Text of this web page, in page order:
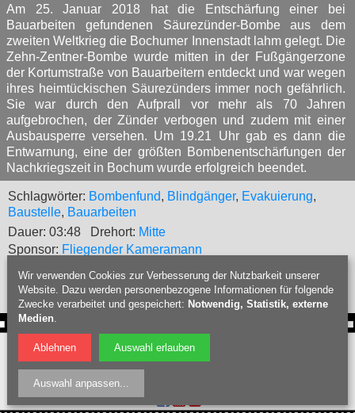
Am 25. Januar 2018 hat die Entschärfung einer bei
Bauarbeiten gefundenen Säurezünder-Bombe aus dem
zweiten Weltkrieg die Bochumer Innenstadt lahm gelegt. Die
Zehn-Zentner-Bombe wurde mitten in der Fußgängerzone
der Kortumstraße von Bauarbeitern entdeckt und war wegen
ihres heimtückischen Säurezünders immer noch gefährlich.
Sie war durch den Aufprall vor mehr als 70 Jahren
aufgebrochen, der Zünder verbogen und zudem mit einer
Ausbausperre versehen. Um 19.21 Uhr gab es dann die
Entwarnung, eine der größten Bombenentschärfungen der
Nachkriegszeit in Bochum wurde erfolgreich beendet.
Schlagwörter: Bombenfund, Blindgänger, Evakuierung,
Baustelle, Bauarbeiten
Dauer: 03:48
Drehort: Mitte
Sponsor: Fliegender Kameramann
Filmübersicht » Textversion
Webdesign Bochum
Filmproduktion Bochum | Fotograf Bochum |
Datenschutz
Wir verwenden Cookies zur Verbesserung der Nutzbarkeit unserer
Website. Dazu werden personenbezogene Informationen für folgende
Zwecke verarbeitet und gespeichert: Notwendig, Statistik, externe
Medien.
Ablehnen Auswahl erlauben
Auswahl anpassen...